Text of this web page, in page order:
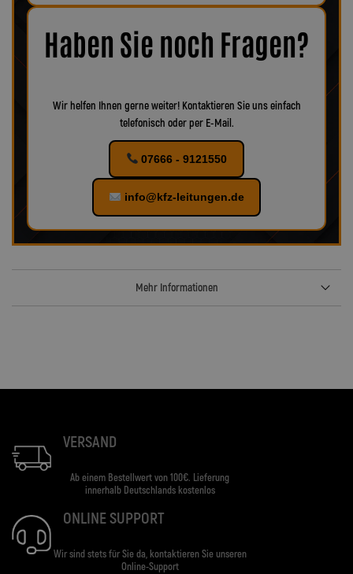
maximale Sicherheit zu gewährleisten.
Bei uns finden Sie
verschiedenes Zubehör für Ihr KFZ!
Haben Sie noch Fragen?
Wir helfen Ihnen gerne weiter! Kontaktieren Sie uns einfach
telefonisch oder per E-Mail.
07666 - 9121550
info@kfz-leitungen.de
Mehr Informationen
VERSAND
Ab einem Bestellwert von 100€. Lieferung
innerhalb Deutschlands kostenlos
ONLINE SUPPORT
Wir sind stets für Sie da, kontaktieren Sie unseren
Online-Support